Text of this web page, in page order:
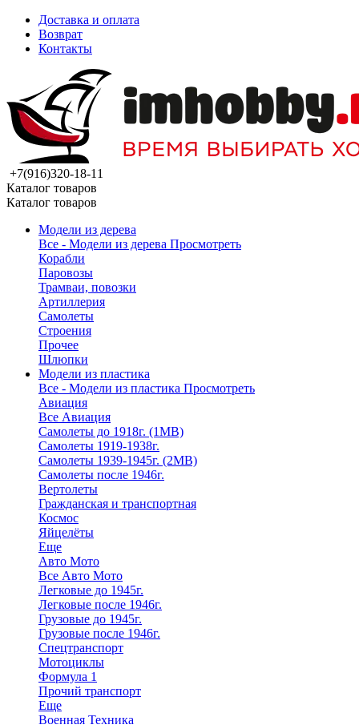
Доставка и оплата
Возврат
Контакты
+7(916)320-18-11
Каталог товаров
Каталог товаров
Модели из дерева
Все - Модели из дерева Просмотреть
Корабли
Паровозы
Трамваи, повозки
Артиллерия
Самолеты
Строения
Прочее
Шлюпки
Модели из пластика
Все - Модели из пластика Просмотреть
Авиация
Все Авиация
Самолеты до 1918г. (1МВ)
Самолеты 1919-1938г.
Самолеты 1939-1945г. (2МВ)
Самолеты после 1946г.
Вертолеты
Гражданская и транспортная
Космос
Яйцелёты
Еще
Авто Мото
Все Авто Мото
Легковые до 1945г.
Легковые после 1946г.
Грузовые до 1945г.
Грузовые после 1946г.
Спецтранспорт
Мотоциклы
Формула 1
Прочий транспорт
Еще
Военная Техника